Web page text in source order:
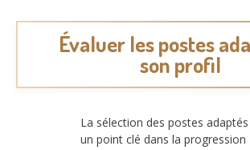
Évaluer les postes
son profil
La sélection des postes
un point clé dans la progression